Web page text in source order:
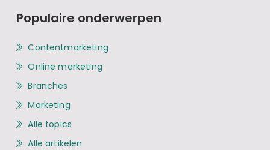
Populaire onderwerpen
Contentmarketing
Online marketing
Branches
Marketing
Alle topics
Alle artikelen